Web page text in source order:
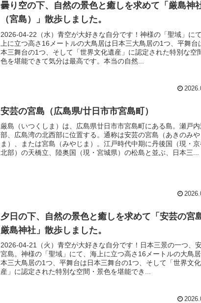
曇り空の下、自然の景色と癒しを求めて「厳島神
（宮島）」散歩しました。
2026-04-22（水）青空が大好きな自分です！神様の「聖域」に
上に立つ高さ16メートルの大鳥居は日本三大鳥居の1つ、平舞台
本三舞台の1つ、そして「世界文化遺産」に認定された特別な空
色を堪能できて気分は最高です。本当の自然...
安芸の宮島（広島県/廿日市市宮島町）
厳島（いつくしま）は、広島県廿日市市宮島町にある島。瀬戸
部、広島湾の北西部に位置する。通称は安芸の宮島（あきのみや
ま）、または宮島（みやじま）。江戸時代中期に丹後国（現・
北部）の天橋立、陸奥国（現・宮城県）の松島と並ぶ、日本三...
夕日の下、自然の景色と癒しを求めて「安芸の宮
厳島神社」散歩しました。
2026-04-21（火）青空が大好きな自分です！日本三景の一つ、
宮島。神様の「聖域」にて、海上に立つ高さ16メートルの大鳥
本三大鳥居の1つ、平舞台は日本三舞台の1つ、そして「世界文
産」に認定された特別な空間・景色を堪能でき...